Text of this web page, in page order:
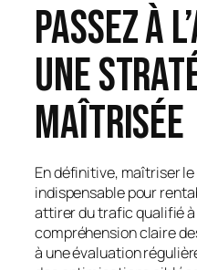
Passez à
une
maîtrisée
En définitive, maîtriser
indispensable pour
attirer du trafic qualifié
compréhension claire
à une évaluation